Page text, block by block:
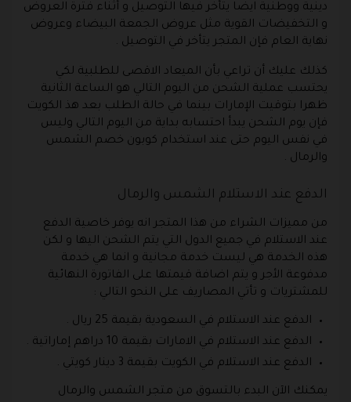
دينية ووطنية ايضا يتأخر فيها التوصيل و أثناء فترة العروض
و التخفيضات القوية مثل عروض الجمعة البيضاء وعروض
نهاية العام فإن المتجر يتأخر في التوصيل .
كذلك عليك أن تراعي بأن الميعاد الاقصى للطلبية لكي
يحتسب عملية الشحن من اليوم التالي هو الساعة الثانية
ظهرا بتوقيت الإمارات بينما في حالة الطلب بعد هذ الكويت
فإن يوم الشحن يبدأ احتسابه بداية من اليوم التالي وليس
في نفس اليوم حتى عند استخدام كوبون خصم الشمس
والرمال .
الدفع عند الاستلام الشمس والرمال
من مميزات الشراء من هذا المتجر انه يوفر خاصية الدفع
عند الاستلام في جميع الدول التي يتم الشحن اليها و لكن
هذه الخدمة هي ليست خدمة مجانية و انما هي خدمة
مدفوعة الأجر و يتم اضافة قيمتها على الفاتورة النهائية
للمشتريات و تأتي المصاريف على النحو التالي :
الدفع عند الاستلام في السعودية بقيمة 25 ريال .
الدفع عند الاستلام في الامارات بقيمة 10 دراهم إماراتية .
الدفع عند الاستلام في الكويت بقيمة 3 دينار كويتي .
يمكنك الآن البدء بالتسوق من متجر الشمس والرمال